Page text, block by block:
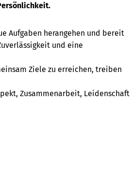
Aufgaben herangehen und bereit
und eine
Ziele zu erreichen, treiben
Zusammenarbeit, Leidenschaft